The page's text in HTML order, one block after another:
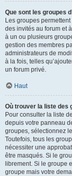
Que sont les groupes
Les groupes
des invités au forum et
à un ou plusieurs
gestion des membres
administrateurs de
à la fois, telles
un forum privé.
Haut
Où trouver la liste des
Pour consulter la liste
depuis votre panneau
groupes, sélectionnez
Toutefois, tous les
nécessiter une
être masqués. Si le
librement. Si le groupe
groupe mais votre